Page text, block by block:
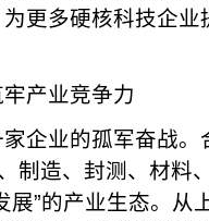
更多硬核科技企
产业竞争力
企业的孤军奋战
制造、封测、材料
展”的产业生态。从